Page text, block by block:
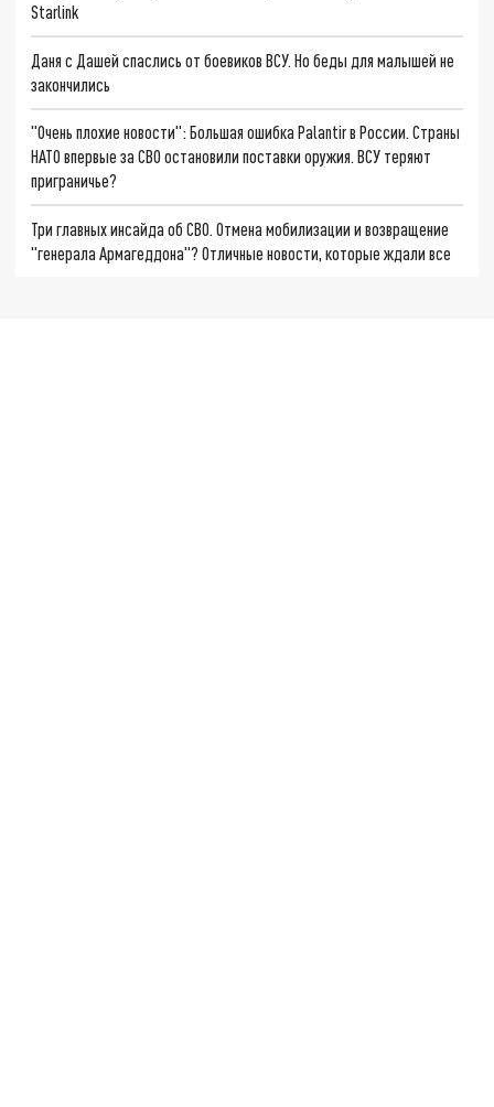
Starlink
Даня с Дашей спаслись от боевиков ВСУ. Но беды для малышей не
закончились
"Очень плохие новости": Большая ошибка Palantir в России. Страны
НАТО впервые за СВО остановили поставки оружия. ВСУ теряют
приграничье?
Три главных инсайда об СВО. Отмена мобилизации и возвращение
"генерала Армагеддона"? Отличные новости, которые ждали все